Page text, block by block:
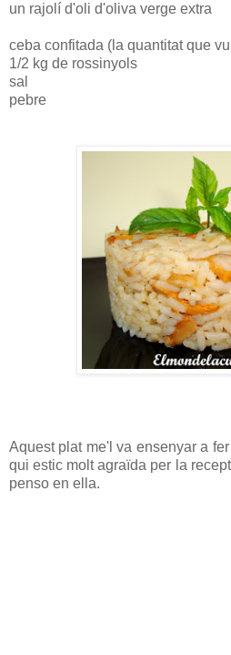
un rajolí d'oli d'oliva verge extra
ceba confitada (la quantitat que
1/2 kg de rossinyols
sal
pebre
Aquest plat me'l va ensenyar a
qui estic molt agraïda per la
penso en ella.